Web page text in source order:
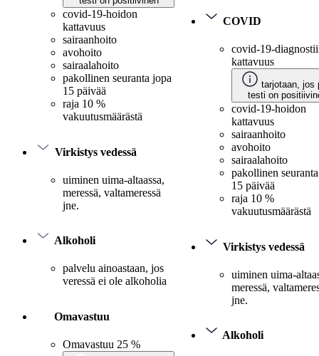
covid-19-hoidon
kattavuus
sairaanhoito
avohoito
sairaalahoito
pakollinen seuranta jopa
15 päivää
raja 10 %
vakuutusmäärästä
Virkistys vedessä
uiminen uima-altaassa,
meressä, valtameressä
jne.
Alkoholi
palvelu ainoastaan, jos
veressä ei ole alkoholia
Omavastuu
Omavastuu 25 %
COVID
covid-19-
kattavuus
tarjotaan, jos
testi on
covid-19-hoidon
kattavuus
sairaanhoito
avohoito
sairaalahoito
pakollinen
15 päivää
raja 10 %
vakuutusmäärästä
Virkistys vedessä
uiminen uima-
meressä,
jne.
Alkoholi